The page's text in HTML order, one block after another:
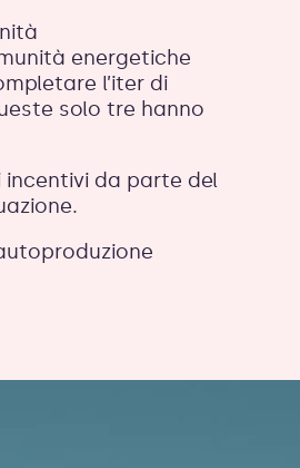
energetiche
l’iter di
solo tre hanno
da parte del